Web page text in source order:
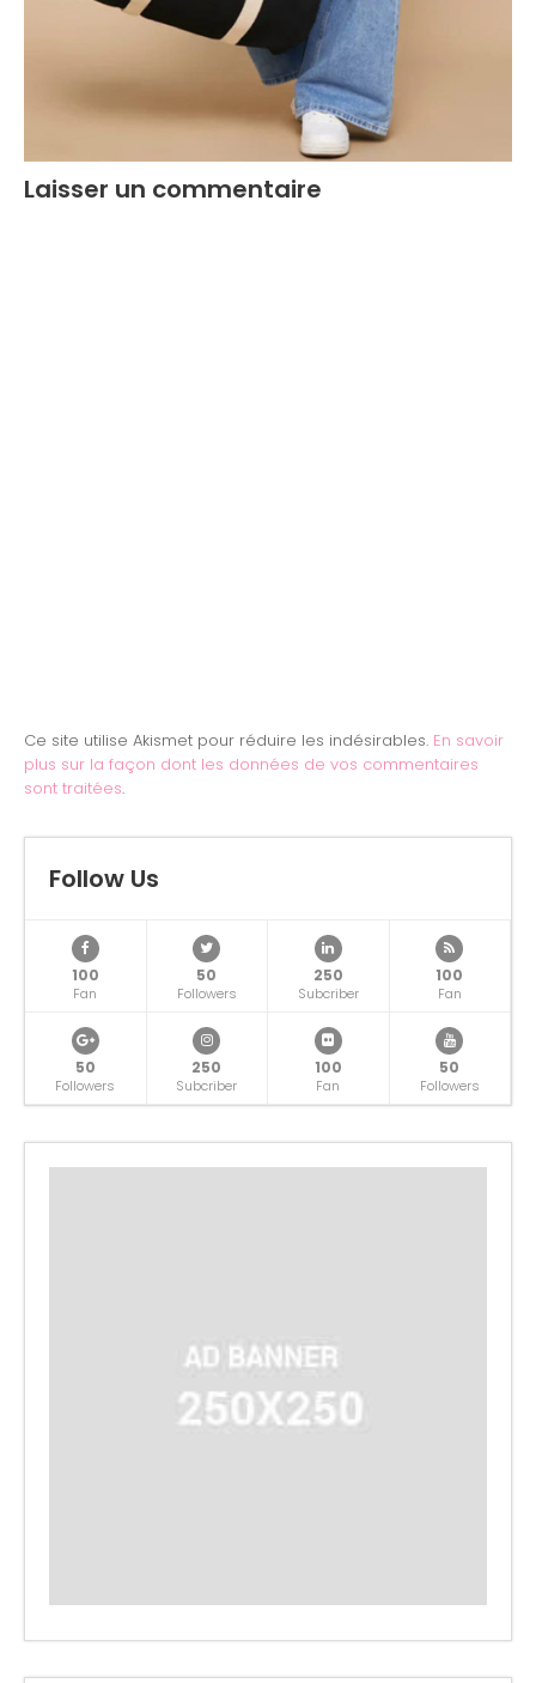
Laisser un commentaire
Ce site utilise Akismet pour réduire les indésirables. En savoir
plus sur la façon dont les données de vos commentaires
sont traitées.
Follow Us
100
Fan
50
Followers
250
Subcriber
100
Fan
50
Followers
250
Subcriber
100
Fan
50
Followers